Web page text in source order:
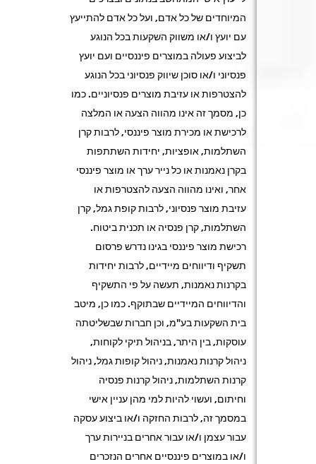
המיוחדים של כל אדם, ועל כל אדם להתייעץ
עם יועץ ו/או משווק השקעות בכל הנוגע
לביצוע פעולה במוצרים פיננסיים ועם יועץ
פנסיוני ו/או סוכן שיווק פנסיוני בכל הנוגע
להצטרפות או עזיבת מוצרים פנסיוניים. כמו
כן, מסמך זה אינו מהווה הצעה או המלצה
לרכישת או מכירת מוצר פיננסי, לרבות קרן
השתלמות, אופציות, יחידות השתתפות
בקרן נאמנות או כל נייר ערך או מוצר פיננסי
אחר, ואינו מהווה הצעה להצטרפות או
עזיבת מוצר פנסיוני, לרבות קופת גמל, קרן
השתלמות, קרן פנסיה או תכנית ביטוח.
רכישת מוצר פיננסי בגינו נדרש פרסום
תשקיף ודיווחים מיידיים, לרבות יחידות
בקרנות נאמנות, תעשה על פי התשקיף
והדיווחים המיידיים שבתוקף. כמו כן, מיטב
בית השקעות בע"מ, וכן חברות שבשליטתה
עוסקות, בין היתר, בניהול תיקי לקוחות,
ניהול קרנות נאמנות, ניהול קופות גמל, ניהול
קרנות השתלמות, ניהול קרנות פנסיה
וחיתום, ועשוי להיות למי מהן עניין אישי
במסמך זה, לרבות החזקה ו/או ביצוע עסקה
עבור עצמן ו/או עבור אחרים בניירות ערך
ו/או במוצרים פיננסיים אחרים הנזכרים